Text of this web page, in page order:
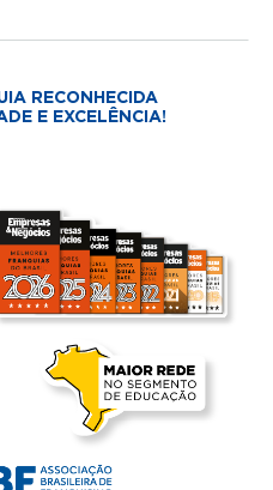
RECONHECIDA
E EXCELÊNCIA!